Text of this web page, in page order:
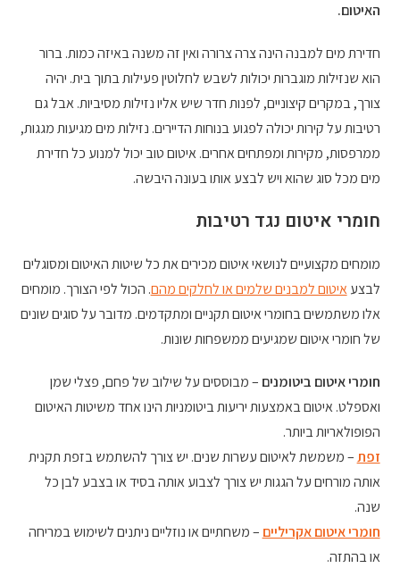
האיטום.
חדירת מים למבנה הינה צרה צרורה ואין זה משנה באיזה כמות. ברור
הוא שנזילות מוגברות יכולות לשבש לחלוטין פעילות בתוך בית. יהיה
צורך, במקרים קיצוניים, לפנות חדר שיש אליו נזילות מסיביות. אבל גם
רטיבות על קירות יכולה לפגוע בנוחות הדיירים. נזילות מים מגיעות מגגות,
ממרפסות, מקירות ומפתחים אחרים. איטום טוב יכול למנוע כל חדירת
מים מכל סוג שהוא ויש לבצע אותו בעונה היבשה.
חומרי איטום נגד רטיבות
מומחים מקצועיים לנושאי איטום מכירים את כל שיטות האיטום ומסוגלים
לבצעאיטום למבנים שלמים או לחלקים מהם. הכול לפי הצורך. מומחים
אלו משתמשים בחומרי איטום תקניים ומתקדמים. מדובר על סוגים שונים
של חומרי איטום שמגיעים ממשפחות שונות.
חומרי איטום ביטומנים – מבוססים על שילוב של פחם, פצלי שמן
ואספלט. איטום באמצעות יריעות ביטומניות הינו אחד משיטות האיטום
הפופולאריות ביותר.
זפת– משמשת לאיטום עשרות שנים. יש צורך להשתמש בזפת תקנית
אותה מורחים על הגגות יש צורך לצבוע אותה בסיד או בצבע לבן כל
שנה.
חומרי איטום אקריליים – משחתיים או נוזליים ניתנים לשימוש במריחה
או בהתזה.